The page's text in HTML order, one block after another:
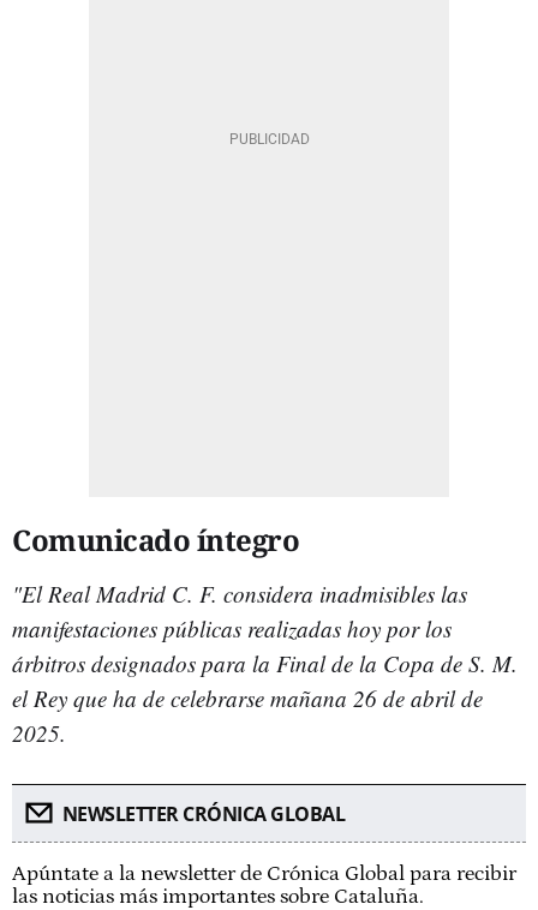
Comunicado íntegro
"El Real Madrid C. F. considera inadmisibles las
manifestaciones públicas realizadas hoy por los
árbitros designados para la Final de la Copa de S. M.
el Rey que ha de celebrarse mañana 26 de abril de
2025.
NEWSLETTER CRÓNICA GLOBAL
Apúntate a la newsletter de Crónica Global para recibir
las noticias más importantes sobre Cataluña.